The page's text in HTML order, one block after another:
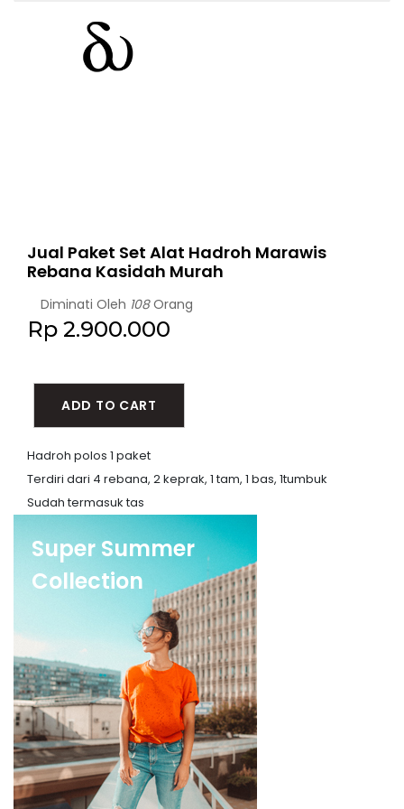
Jual Paket Set Alat Hadroh Marawis
Rebana Kasidah Murah
Diminati Oleh 108Orang
Rp 2.900.000
ADD TO CART
Hadroh polos 1 paket
Terdiri dari 4 rebana, 2 keprak, 1 tam, 1 bas, 1tumbuk
Sudah termasuk tas
Super Summer
Collection